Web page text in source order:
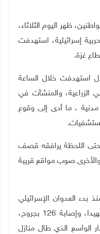
11-5-2021 وفا- أصيب 10 مواطنين، ظهر اليوم الثلاثاء،
إسرائيلية، استهدفت
غزة.
استهدفت خلال الساعة
الزراعية، والمنشآت في
، ما أدى إلى وقوع
اللحظة يرافقه قصف
والأخرى صوب مواقع قريبة
بدء العدوان الإسرائيلي
على القطاع يوم أمس إلى 26 شهيدا، وإصابة 126 بجروح،
الواسع الذي طال منازل